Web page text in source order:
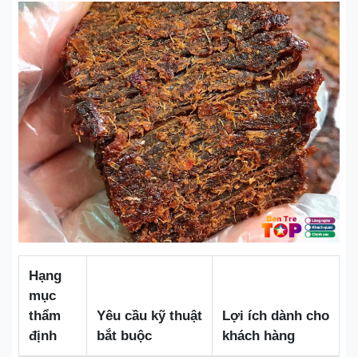
Hạng
mục
thẩm
định
Yêu cầu kỹ thuật
bắt buộc
Lợi ích dành cho
khách hàng